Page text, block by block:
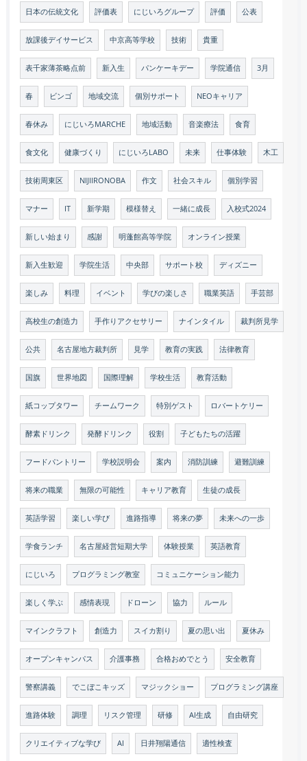
日本の伝統文化 評価表 にじいろグループ 評価 公表
放課後デイサービス 中京高等学校 技術 貴重
表千家薄茶略点前 新入生 パンケーキデー 学院通信 3月
春 ビンゴ 地域交流 個別サポート NEOキャリア
春休み にじいろMARCHE 地域活動 音楽療法 食育
食文化 健康づくり にじいろLABO 未来 仕事体験 木工
技術周東区 NIJIIRONOBA 作文 社会スキル 個別学習
マナー IT 新学期 模様替え 一緒に成長 入校式2024
新しい始まり 感謝 明蓬館高等学院 オンライン授業
新入生歓迎 学院生活 中央部 サポート校 ディズニー
楽しみ 料理 イベント 学びの楽しさ 職業英語 手芸部
高校生の創造力 手作りアクセサリー ナインタイル 裁判所見学
公共 名古屋地方裁判所 見学 教育の実践 法律教育
国旗 世界地図 国際理解 学校生活 教育活動
紙コップタワー チームワーク 特別ゲスト ロバートケリー
酵素ドリンク 発酵ドリンク 役割 子どもたちの活躍
フードパントリー 学校説明会 案内 消防訓練 避難訓練
将来の職業 無限の可能性 キャリア教育 生徒の成長
英語学習 楽しい学び 進路指導 将来の夢 未来への一歩
学食ランチ 名古屋経営短期大学 体験授業 英語教育
にじいろ プログラミング教室 コミュニケーション能力
楽しく学ぶ 感情表現 ドローン 協力 ルール
マインクラフト 創造力 スイカ割り 夏の思い出 夏休み
オープンキャンパス 介護事務 合格おめでとう 安全教育
警察講義 でこぼこキッズ マジックショー プログラミング講座
進路体験 調理 リスク管理 研修 AI生成 自由研究
クリエイティブな学び AI 日井翔陽通信 適性検査